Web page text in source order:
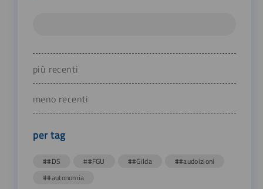
più recenti
meno recenti
per tag
##DS ##FGU ##Gilda
##audoizioni
##autonomia